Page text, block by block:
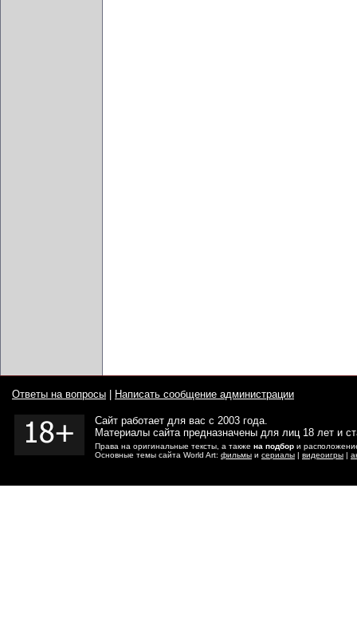
Ответы на вопросы Написать сообщение администрации
Сайт работает для вас с 2003 года.
Материалы сайта предназначены для лиц 18 лет и
Права на оригинальные тексты, а также на подбор и
Основные темы сайта World Art: фильмы и сериалы | видеоигры |